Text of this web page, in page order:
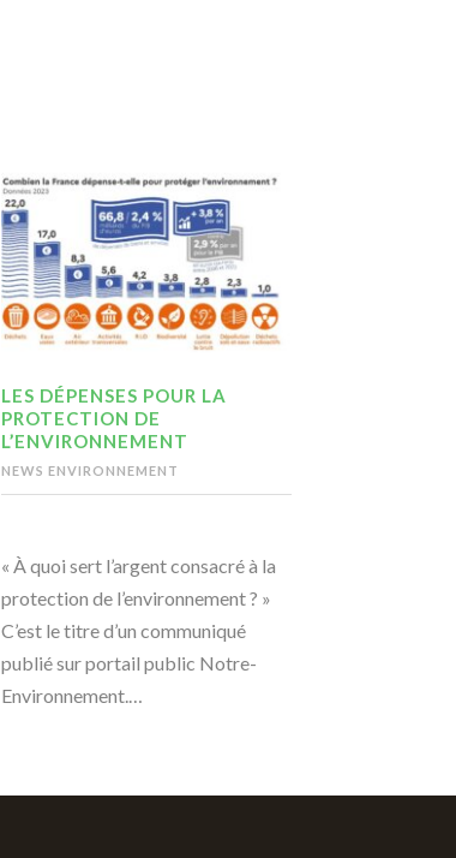
LES DÉPENSES POUR LA
PROTECTION DE
L’ENVIRONNEMENT
NEWS ENVIRONNEMENT
« À quoi sert l’argent consacré à la
protection de l’environnement ? »
C’est le titre d’un communiqué
publié sur portail public Notre-
Environnement.…